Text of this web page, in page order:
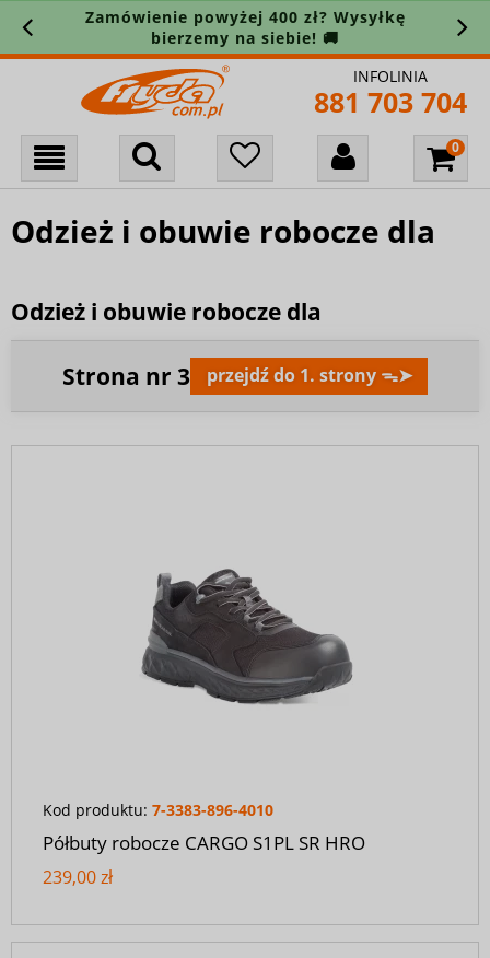
Zamówienie powyżej 400 zł? Wysyłkę
bierzemy na siebie! 🚚
INFOLINIA
881 703 704
Odzież i obuwie robocze dla
Odzież i obuwie robocze dla
Strona nr 3 przejdź do 1. strony ᯓ➤
Kod produktu: 7-3383-896-4010
Półbuty robocze CARGO S1PL SR HRO
239,00 zł